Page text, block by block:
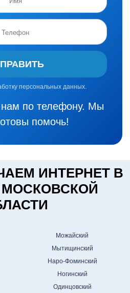
персональных данных.
нам по телефону. Мы
помочь!
ИНТЕРНЕТ В
Можайский
Мытищинский
Наро-Фоминский
Ногинский
Одинцовский